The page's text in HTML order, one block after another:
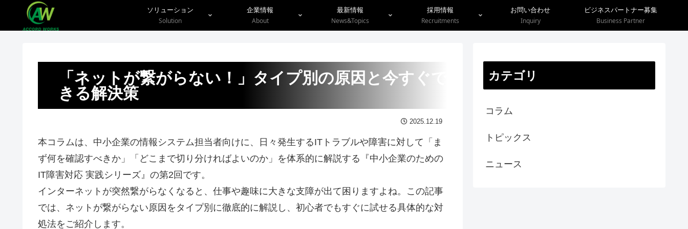
ソリューション
Solution
企業情報
About
最新情報
News&Topics
採用情報
Recruitments
お問い合わせ
Inquiry
ビジネスパートナー募集
Business Partner
「ネットが繋がらない！」タイプ別の原因と今すぐで
きる解決策
2025.12.19
本コラムは、中小企業の情報システム担当者向けに、日々発生するITトラブルや障害に対して「ま
ず何を確認すべきか」「どこまで切り分ければよいのか」を体系的に解説する『中小企業のための
IT障害対応 実践シリーズ』の第2回です。
インターネットが突然繋がらなくなると、仕事や趣味に大きな支障が出て困りますよね。この記事
では、ネットが繋がらない原因をタイプ別に徹底的に解説し、初心者でもすぐに試せる具体的な対
処法をご紹介します。
カテゴリ
コラム
トピックス
ニュース